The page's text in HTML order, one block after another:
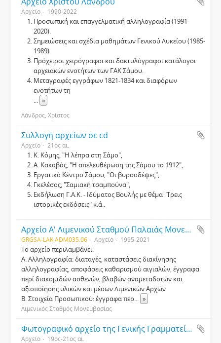
Αρχείο 1990-2022
Προσωπική και επαγγελματική αλληλογραφία (1991-
2020).
Σημειώσεις και σχέδια μαθημάτων Γενικού Λυκείου (1985-
1989).
Πρόχειροι χειρόγραφοι και δακτυλόγραφοι κατάλογοι
αρχειακών ενοτήτων των ΓΑΚ Σάμου.
Μεταγραφές εγγράφων 1821-1834 και διαφόρων
ενοτήτων τη
... »
Λάνδρος, Χρίστος
Συλλογή αρχείων σε cd
Αρχείο 21ος αι.
Κ. Κόμης, "Η λέπρα στη Σάμο",
Α. Κακαβάς, "Η απελευθέρωση της Σάμου το 1912",
Εργατικό Κέντρο Σάμου, "Οι βυρσοδέψες",
Γκελέσος, "Σαμιακή τσαμπούνα",
Εκδήλωση Γ.Α.Κ. - Ιδύματος Βουλής με θέμα "Τρεις
ιστορικές εκδόσεις" κ.ά..
Αρχείο Α' Λιμενικού Σταθμού Παλαιάς Μονεμβασίας
GRGSA-LAK ADM035.06 Αρχείο 1995-2021
Το αρχείο περιλαμβάνει:
Α. Αλληλογραφία: διαταγές, καταστάσεις διακίνησης
αλληλογραφίας, αποφάσεις καθαρισμού αιγιαλών, έγγραφα
περί διακομιδών ασθενών, βλαβών αναμεταδοτών και
αξιοποίησης υλικών και μέσων Λιμενικών Αρχών
Β. Στοιχεία Προσωπικού: έγγραφα περ... »
Λιμενικός Σταθμός Μονεμβασίας
Φωτογραφικό αρχείο της Γενικής Γραμματείας και Ενημέρωσης
Αρχείο 19ος-21ος αι.